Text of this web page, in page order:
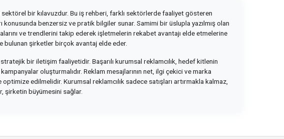
bir kılavuzdur. Bu iş rehberi, farklı sektörlerde faaliyet gösteren
benzersiz ve pratik bilgiler sunar. Samimi bir üslupla yazılmış olan
ve trendlerini takip ederek işletmelerin rekabet avantajı elde etmelerine
bulunan şirketler birçok avantaj elde eder.
bir iletişim faaliyetidir. Başarılı kurumsal reklamcılık, hedef kitlenin
oluşturmalıdır. Reklam mesajlarının net, ilgi çekici ve marka
edilmelidir. Kurumsal reklamcılık sadece satışları artırmakla kalmaz,
şirketin büyümesini sağlar.